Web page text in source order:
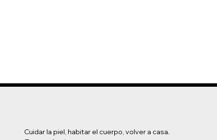
Cuidar la piel, habitar el cuerpo, volver a casa.